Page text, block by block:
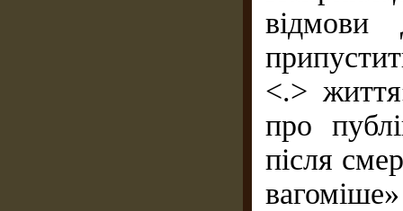
відмови
<.>
про
після